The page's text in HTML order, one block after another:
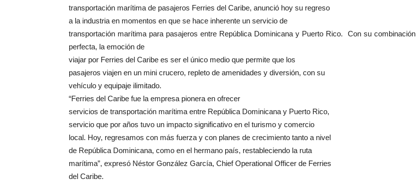
transportación marítima de pasajeros Ferries del Caribe, anunció hoy su regreso
a la industria en momentos en que se hace inherente un servicio de
transportación marítima para pasajeros entre República Dominicana y Puerto Rico. Con su combinación
perfecta, la emoción de
viajar por Ferries del Caribe es ser el único medio que permite que los
pasajeros viajen en un mini crucero, repleto de amenidades y diversión, con su
vehículo y equipaje ilimitado.
“Ferries del Caribe fue la empresa pionera en ofrecer
servicios de transportación marítima entre República Dominicana y Puerto Rico,
servicio que por años tuvo un impacto significativo en el turismo y comercio
local. Hoy, regresamos con más fuerza y con planes de crecimiento tanto a nivel
de República Dominicana, como en el hermano país, restableciendo la ruta
marítima”, expresó Néstor González García, Chief Operational Officer de Ferries
del Caribe.